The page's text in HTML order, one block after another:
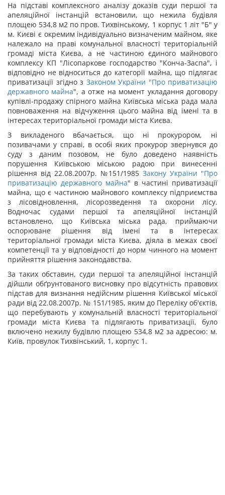
На підставі комплексного аналізу доказів суди першої та
апеляційної інстанцій встановили, що нежила будівля
площею 534,8 м2 по пров. Тихвінському, 1 корпус 1 літ "Б" у
м. Києві є окремим індивідуально визначеним майном, яке
належало на праві комунальної власності територіальній
громаді міста Києва, а не частиною єдиного майнового
комплексу КП "Лісопаркове господарство "Конча-Заспа", і
відповідно не відноситься до категорії майна, що підлягає
приватизації згідно з Законом України "Про приватизацію
державного майна", а отже на момент укладання договору
купівлі-продажу спірного майна Київська міська рада мала
повноваження на відчуження цього майна від імені та в
інтересах територіальної громади міста Києва.
З викладеного вбачається, що ні прокурором, ні
позивачами у справі, в особі яких прокурор звернувся до
суду з даним позовом, не було доведено наявність
порушення Київською міською радою при винесенні
рішення від 22.08.2007р. №151/1985Закону України "Про
приватизацію державного майна" в частині приватизації
майна, що є частиною майнового комплексу підприємства
з лісовідновлення, лісорозведення та охорони лісу.
Водночас судами першої та апеляційної інстанцій
встановлено, що Київська міська рада, приймаючи
оспорюване рішення від імені та в інтересах
територіальної громади міста Києва, діяла в межах своєї
компетенції та у відповідності до норм чинного на момент
прийняття рішення законодавства.
За таких обставин, суди першої та апеляційної інстанцій
дійшли обґрунтованого висновку про відсутність правових
підстав для визнання недійсним рішення Київської міської
ради від 22.08.2007р. № 151/1985, яким до Переліку об'єктів,
що перебувають у комунальній власності територіальної
громади міста Києва та підлягають приватизації, було
включено нежилу будівлю площею 534,8 м2за адресою: м.
Київ, провулок Тихвінський, 1, корпус 1.